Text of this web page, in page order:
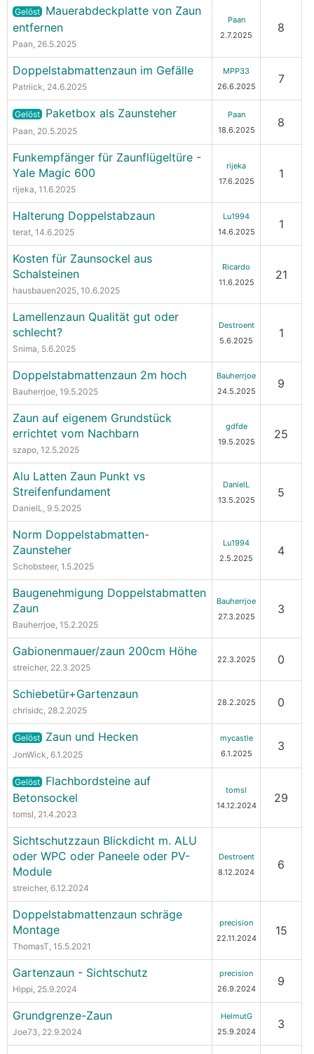
Gelöst Mauerabdeckplatte von Zaun
entfernen
Paan, 26.5.2025
Paan
2.7.2025
8
Doppelstabmattenzaun im Gefälle
Patriick, 24.6.2025
MPP33
26.6.2025
7
Gelöst Paketbox als Zaunsteher
Paan, 20.5.2025
Paan
18.6.2025
8
Funkempfänger für Zaunflügeltüre -
Yale Magic 600
rijeka, 11.6.2025
rijeka
17.6.2025
1
Halterung Doppelstabzaun
terat, 14.6.2025
Lu1994
14.6.2025
1
Kosten für Zaunsockel aus
Schalsteinen
hausbauen2025, 10.6.2025
Ricardo
11.6.2025
21
Lamellenzaun Qualität gut oder
schlecht?
Snima, 5.6.2025
Destroent
5.6.2025
1
Doppelstabmattenzaun 2m hoch
Bauherrjoe, 19.5.2025
Bauherrjoe
24.5.2025
9
Zaun auf eigenem Grundstück
errichtet vom Nachbarn
szapo, 12.5.2025
gdfde
19.5.2025
25
Alu Latten Zaun Punkt vs
Streifenfundament
DanielL, 9.5.2025
DanielL
13.5.2025
5
Norm Doppelstabmatten-
Zaunsteher
Schobsteer, 1.5.2025
Lu1994
2.5.2025
4
Baugenehmigung Doppelstabmatten
Zaun
Bauherrjoe, 15.2.2025
Bauherrjoe
27.3.2025
3
Gabionenmauer/zaun 200cm Höhe
streicher, 22.3.2025
22.3.2025 0
Schiebetür+Gartenzaun
chrisidc, 28.2.2025
28.2.2025 0
Gelöst Zaun und Hecken
JonWick, 6.1.2025
mycastle
6.1.2025
3
Gelöst Flachbordsteine auf
Betonsockel
tomsl, 21.4.2023
tomsl
14.12.2024
29
Sichtschutzzaun Blickdicht m. ALU
oder WPC oder Paneele oder PV-
Module
streicher, 6.12.2024
Destroent
8.12.2024
6
Doppelstabmattenzaun schräge
Montage
ThomasT, 15.5.2021
precision
22.11.2024
15
Gartenzaun - Sichtschutz
Hippi, 25.9.2024
precision
26.9.2024
9
Grundgrenze-Zaun
Joe73, 22.9.2024
HelmutG
25.9.2024
3